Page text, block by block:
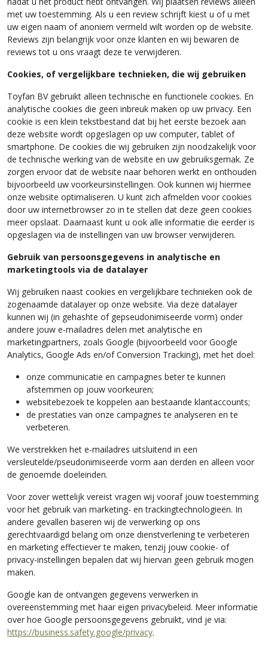
met uw toestemming. Als u een review schrijft kiest u of u met
uw eigen naam of anoniem vermeld wilt worden op de website.
Reviews zijn belangrijk voor onze klanten en wij bewaren de
reviews tot u ons vraagt deze te verwijderen.
Cookies, of vergelijkbare technieken, die wij gebruiken
Toyfan BV gebruikt alleen technische en functionele cookies. En
analytische cookies die geen inbreuk maken op uw privacy. Een
cookie is een klein tekstbestand dat bij het eerste bezoek aan
deze website wordt opgeslagen op uw computer, tablet of
smartphone. De cookies die wij gebruiken zijn noodzakelijk voor
de technische werking van de website en uw gebruiksgemak. Ze
zorgen ervoor dat de website naar behoren werkt en onthouden
bijvoorbeeld uw voorkeursinstellingen. Ook kunnen wij hiermee
onze website optimaliseren. U kunt zich afmelden voor cookies
door uw internetbrowser zo in te stellen dat deze geen cookies
meer opslaat. Daarnaast kunt u ook alle informatie die eerder is
opgeslagen via de instellingen van uw browser verwijderen.
Gebruik van persoonsgegevens in analytische en
marketingtools via de datalayer
Wij gebruiken naast cookies en vergelijkbare technieken ook de
zogenaamde datalayer op onze website. Via deze datalayer
kunnen wij (in gehashte of gepseudonimiseerde vorm) onder
andere jouw e-mailadres delen met analytische en
marketingpartners, zoals Google (bijvoorbeeld voor Google
Analytics, Google Ads en/of Conversion Tracking), met het doel:
onze communicatie en campagnes beter te kunnen
afstemmen op jouw voorkeuren;
websitebezoek te koppelen aan bestaande klantaccounts;
de prestaties van onze campagnes te analyseren en te
verbeteren.
We verstrekken het e-mailadres uitsluitend in een
versleutelde/pseudonimiseerde vorm aan derden en alleen voor
de genoemde doeleinden.
Voor zover wettelijk vereist vragen wij vooraf jouw toestemming
voor het gebruik van marketing- en trackingtechnologieën. In
andere gevallen baseren wij de verwerking op ons
gerechtvaardigd belang om onze dienstverlening te verbeteren
en marketing effectiever te maken, tenzij jouw cookie- of
privacy-instellingen bepalen dat wij hiervan geen gebruik mogen
maken.
Google kan de ontvangen gegevens verwerken in
overeenstemming met haar eigen privacybeleid. Meer informatie
over hoe Google persoonsgegevens gebruikt, vind je via:
https://business.safety.google/privacy.